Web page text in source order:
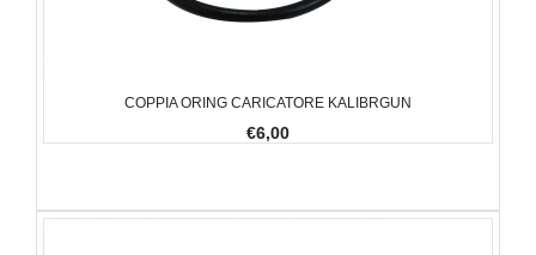
COPPIA ORING CARICATORE KALIBRGUN
€6,00